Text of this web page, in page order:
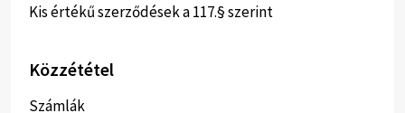
Kis értékű szerződések a 117.§ szerint
Közzététel
Számlák